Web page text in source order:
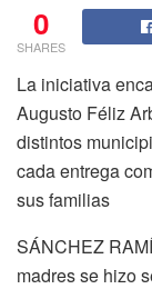
0
SHARES
La iniciativa
Augusto Féliz
distintos
cada entrega
sus familias
SÁNCHEZ
madres se hizo